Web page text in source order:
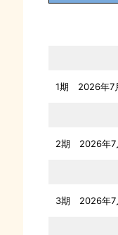
1期 2026年7
2期 2026年7
3期 2026年7